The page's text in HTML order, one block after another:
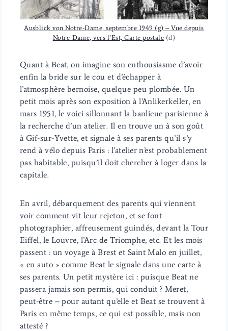
Ausblick von Notre-Dame, septembre 1949 (g) – Vue depuis
Notre-Dame, vers l’Est, Carte postale (d)
Quant à Beat, on imagine son enthousiasme d’avoir
enfin la bride sur le cou et d’échapper à
l’atmosphère bernoise, quelque peu plombée. Un
petit mois après son exposition à l’Anlikerkeller, en
mars 1951, le voici sillonnant la banlieue parisienne à
la recherche d’un atelier. Il en trouve un à son goût
à Gif-sur-Yvette, et signale à ses parents qu’il s’y
rend à vélo depuis Paris : l’atelier n’est probablement
pas habitable, puisqu’il doit chercher à loger dans la
capitale.
En avril, débarquement des parents qui viennent
voir comment vit leur rejeton, et se font
photographier, affreusement guindés, devant la Tour
Eiffel, le Louvre, l’Arc de Triomphe, etc. Et les mois
passent : un voyage à Brest et Saint Malo en juillet,
« en auto » comme Beat le signale dans une carte à
ses parents. Un petit mystère ici : puisque Beat ne
passera jamais son permis, qui conduit ? Meret,
peut-être – pour autant qu’elle et Beat se trouvent à
Paris en même temps, ce qui est possible, mais non
attesté ?